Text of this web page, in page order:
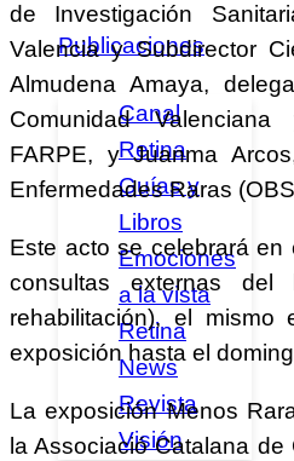
Publicaciones
Canal
Retina
Guías y
Libros
Emociones
a la vista
Retina
News
Revista
Visión
de Investigación
Valencia y Subdirector
Almudena Amaya,
Comunidad
FARPE, y Juanma
Enfermedades Raras
Este acto se celebrará
consultas externas
rehabilitación), el
exposición hasta el
La exposición Menos
la Associació Catalana